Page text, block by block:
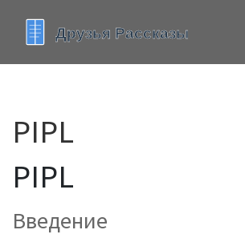
PIPL
PIPL
Введение